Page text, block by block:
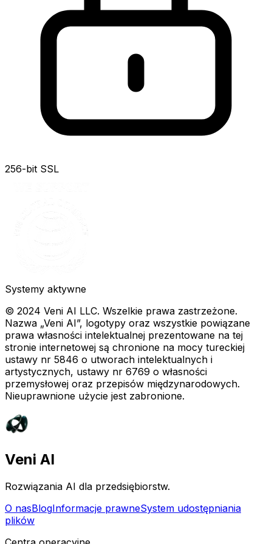
256-bit SSL
Systemy aktywne
© 2024 Veni AI LLC. Wszelkie prawa zastrzeżone.
Nazwa „Veni AI”, logotypy oraz wszystkie powiązane
prawa własności intelektualnej prezentowane na tej
stronie internetowej są chronione na mocy tureckiej
ustawy nr 5846 o utworach intelektualnych i
artystycznych, ustawy nr 6769 o własności
przemysłowej oraz przepisów międzynarodowych.
Nieuprawnione użycie jest zabronione.
Veni AI
Rozwiązania AI dla przedsiębiorstw.
O nasBlogInformacje prawneSystem udostępniania
plików